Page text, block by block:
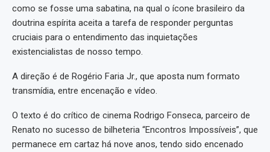
como se fosse uma sabatina, na qual o ícone brasileiro da
doutrina espírita aceita a tarefa de responder perguntas
cruciais para o entendimento das inquietações
existencialistas de nosso tempo.
A direção é de Rogério Faria Jr., que aposta num formato
transmídia, entre encenação e vídeo.
O texto é do crítico de cinema Rodrigo Fonseca, parceiro de
Renato no sucesso de bilheteria “Encontros Impossíveis”, que
permanece em cartaz há nove anos, tendo sido encenado